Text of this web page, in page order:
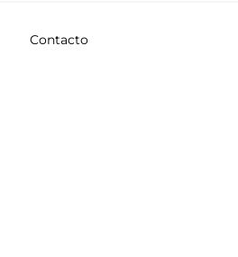
Contacto